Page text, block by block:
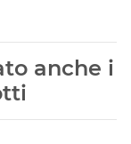
anche i